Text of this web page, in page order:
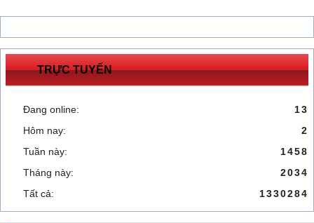
TRỰC TUYẾN
Đang online:
13
Hôm nay:
2
Tuần này:
1458
Tháng này:
2034
Tất cả:
1330284